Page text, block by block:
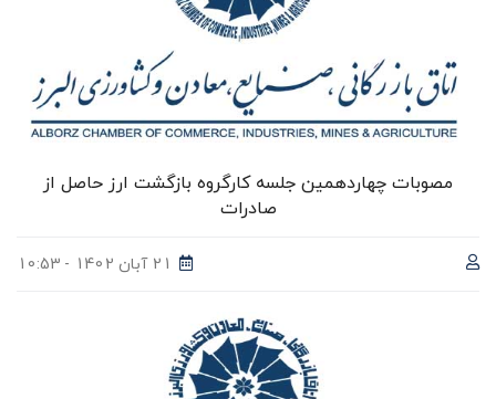
مصوبات چهاردهمین جلسه کارگروه بازگشت ارز حاصل از
صادرات
21 آبان 1402 - 10:53